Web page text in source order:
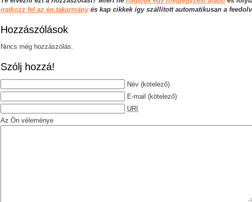
iratkozz fel az én takarmányés kap cikkek így szállított automatikusan a
Hozzászólások
Nincs még hozzászólás.
Szólj hozzá!
Név (kötelező)
E-mail (kötelező)
URI
Az Ön véleménye